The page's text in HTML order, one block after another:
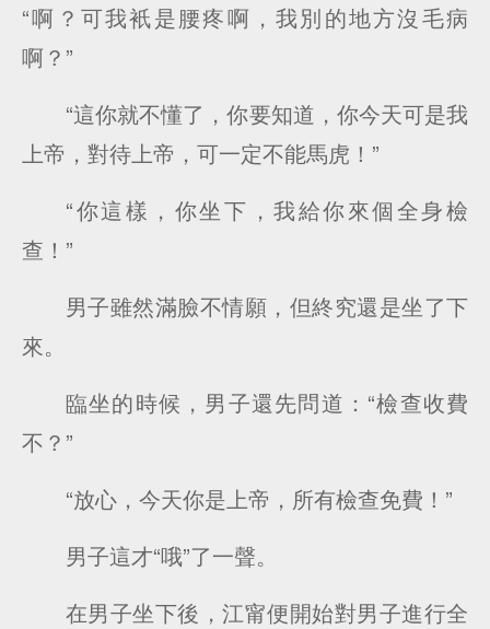
“啊？可我衹是腰疼啊，我別的地方沒毛病
啊？”
“這你就不懂了，你要知道，你今天可是我
上帝，對待上帝，可一定不能馬虎！”
“你這樣，你坐下，我給你來個全身檢
查！”
男子雖然滿臉不情願，但終究還是坐了下
來。
臨坐的時候，男子還先問道：“檢查收費
不？”
“放心，今天你是上帝，所有檢查免費！”
男子這才“哦”了一聲。
在男子坐下後，江甯便開始對男子進行全